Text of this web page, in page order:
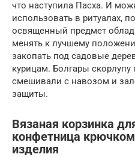
что наступила Пасха. И
использовать в ритуалах,
освященный предмет
менять к лучшему
закопать под садовые
курицам. Болгары
смешивали с навозом и
защиты.
Вязаная корзинка
конфетница
изделия